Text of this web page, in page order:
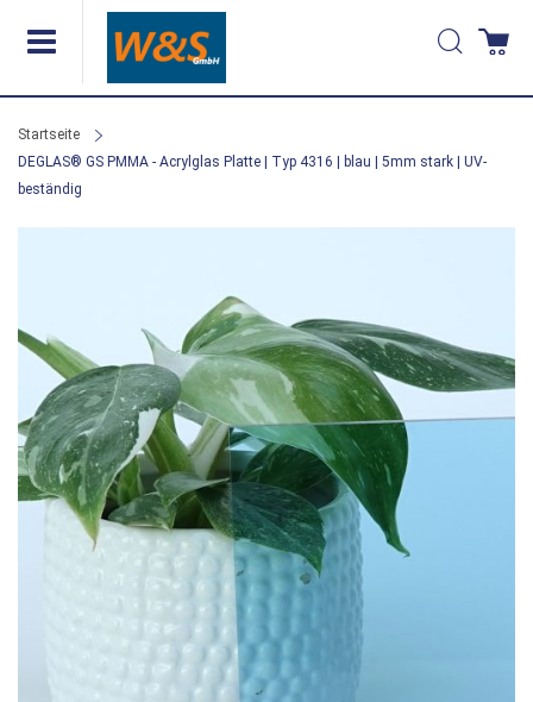
Inhalt
Suche
Startseite
DEGLAS® GS PMMA - Acrylglas Platte | Typ 4316 | blau | 5mm stark | UV-
beständig
Bildergalerie
springen